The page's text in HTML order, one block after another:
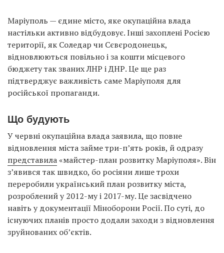
Маріуполь — єдине місто, яке окупаційна влада
настільки активно відбудовує. Інші захоплені Росією
території, як Соледар чи Сєвєродонецьк,
відновлюються повільно і за кошти місцевого
бюджету так званих ЛНР і ДНР. Це ще раз
підтверджує важливість саме Маріуполя для
російської пропаганди.
Що будують
У червні окупаційна влада заявила, що повне
відновлення міста займе три-п’ять років, й одразу
представила«майстер-план розвитку Маріуполя». Він
з’явився так швидко, бо росіяни лише трохи
переробили український план розвитку міста,
розроблений у 2012-му і 2017-му. Це засвідчено
навіть у документації Міноборони Росії. По суті, до
існуючих планів просто додали заходи з відновлення
зруйнованих об’єктів.